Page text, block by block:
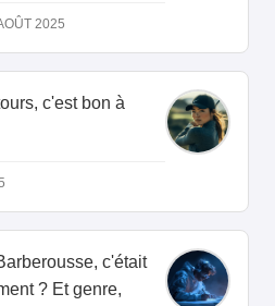
2025
c'est bon à
c'était
? Et genre,